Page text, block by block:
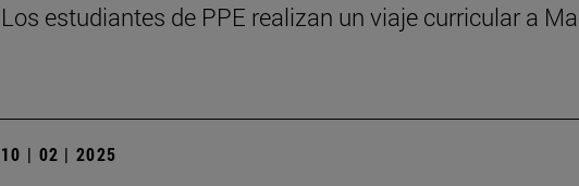
Los estudiantes de PPE realizan un viaje curricular a
10 | 02 | 2025